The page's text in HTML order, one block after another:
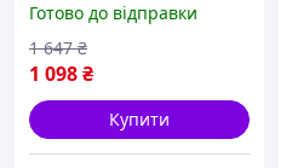
кута огляду для дому та
офісу FLAME
Готово до відправки
1 098₴
1 647 ₴
Купити